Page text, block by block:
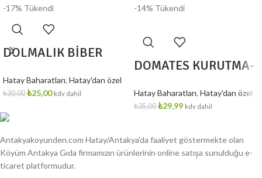
-17% Tükendi
DOLMALIK BİBER
Hatay Baharatları, Hatay'dan özel
₺30,00 ₺25,00 kdv dahil
-14% Tükendi
DOMATES KURUTMA-
Hatay Baharatları, Hatay'dan özel
₺35,00 ₺29,99 kdv dahil
Antakyakoyunden.com Hatay/Antakya’da faaliyet göstermekte olan
Köyüm Antakya Gıda firmamızın ürünlerinin online satışa sunulduğu e-
ticaret platformudur.